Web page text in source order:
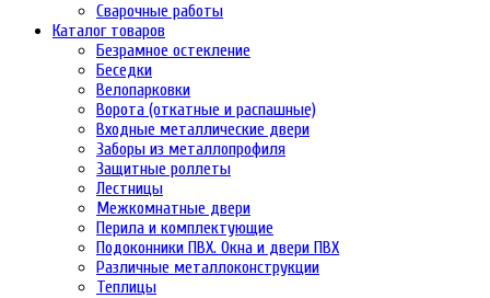
Сварочные работы
Каталог товаров
Безрамное остекление
Беседки
Велопарковки
Ворота (откатные и распашные)
Входные металлические двери
Заборы из металлопрофиля
Защитные роллеты
Лестницы
Межкомнатные двери
Перила и комплектующие
Подоконники ПВХ. Окна и двери ПВХ
Различные металлоконструкции
Теплицы